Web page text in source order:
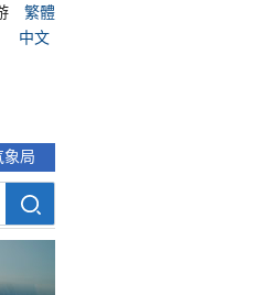
繁體
中文
象局